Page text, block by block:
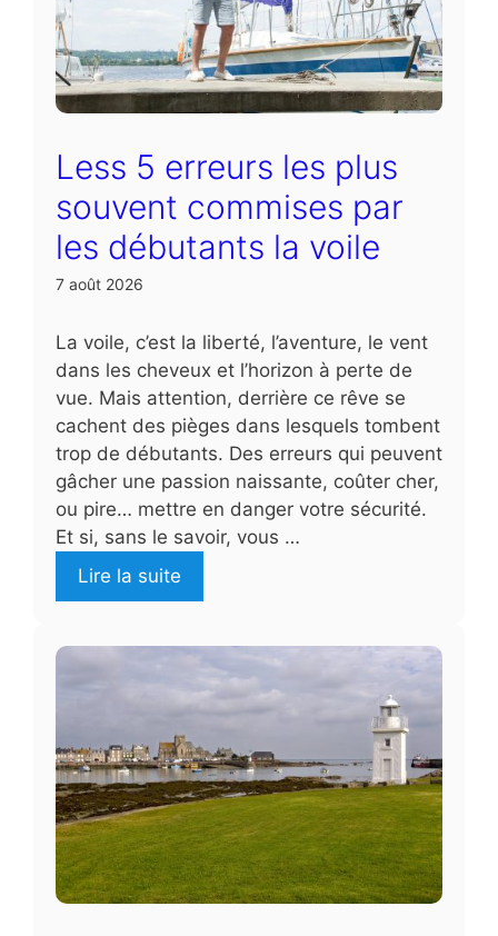
Less 5 erreurs les plus
souvent commises par
les débutants la voile
7 août 2026
La voile, c’est la liberté, l’aventure, le vent
dans les cheveux et l’horizon à perte de
vue. Mais attention, derrière ce rêve se
cachent des pièges dans lesquels tombent
trop de débutants. Des erreurs qui peuvent
gâcher une passion naissante, coûter cher,
ou pire… mettre en danger votre sécurité.
Et si, sans le savoir, vous …
Lire la suite